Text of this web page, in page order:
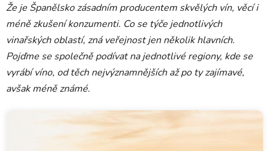
Že je Španělsko zásadním producentem skvělých vín, věcí i
méně zkušení konzumenti. Co se týče jednotlivých
vinařských oblastí, zná veřejnost jen několik hlavních.
Pojďme se společně podívat na jednotlivé regiony, kde se
vyrábí víno, od těch nejvýznamnějších až po ty zajímavé,
avšak méně známé.